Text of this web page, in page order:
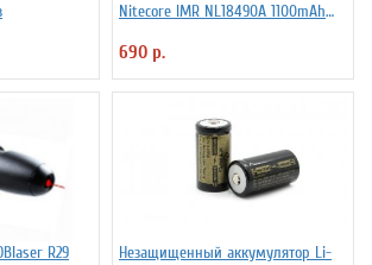
Niteсore IMR NL18490A 1100mAh
690 р.
R29
Незащищенный аккумулятор Li-